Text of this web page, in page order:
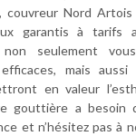
couvreur Nord
garantis à tarifs
seulement
mais
en valeur
gouttière a besoin
et n’hésitez pas à